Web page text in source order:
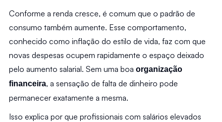
Conforme a renda cresce, é comum que o padrão de
consumo também aumente. Esse comportamento,
conhecido como inflação do estilo de vida, faz com que
novas despesas ocupem rapidamente o espaço deixado
pelo aumento salarial. Sem uma boa organização
financeira, a sensação de falta de dinheiro pode
permanecer exatamente a mesma.
Isso explica por que profissionais com salários elevados